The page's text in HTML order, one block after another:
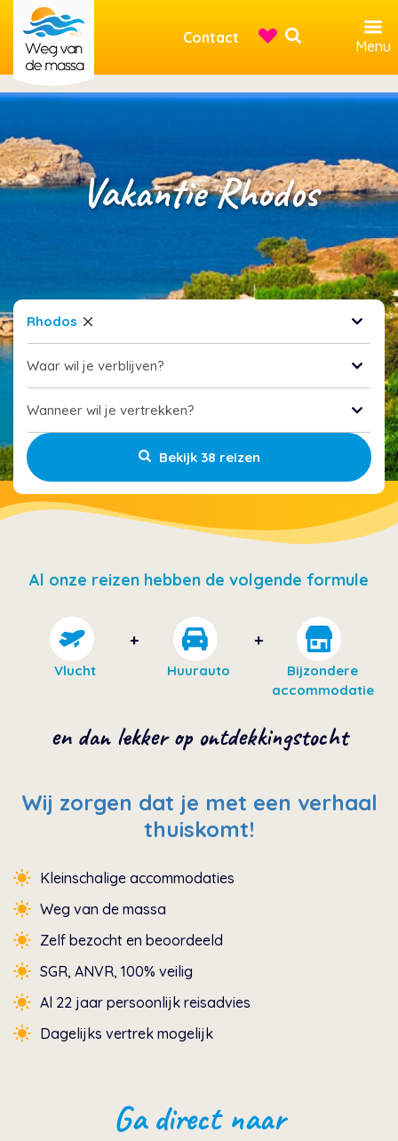
Contact Menu
Vakantie Rhodos
Rhodos
Waar wil je verblijven?
Wanneer wil je vertrekken?
Bekijk 38 reizen
Al onze reizen hebben de volgende formule
Vlucht Huurauto
Bijzondere
accommodatie
en dan lekker op ontdekkingstocht
Wij zorgen dat je met een verhaal
thuiskomt!
Kleinschalige accommodaties
Weg van de massa
Zelf bezocht en beoordeeld
SGR, ANVR, 100% veilig
Al 22 jaar persoonlijk reisadvies
Dagelijks vertrek mogelijk
Ga direct naar